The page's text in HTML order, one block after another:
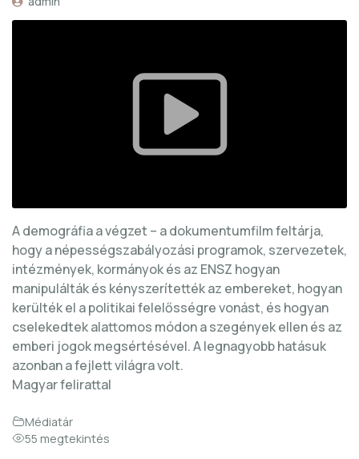
A demográfia a végzet – a dokumentumfilm feltárja,
hogy a népességszabályozási programok, szervezetek,
intézmények, kormányok és az ENSZ hogyan
manipulálták és kényszerítették az embereket, hogyan
kerülték el a politikai felelősségre vonást, és hogyan
cselekedtek alattomos módon a szegények ellen és az
emberi jogok megsértésével. A legnagyobb hatásuk
azonban a fejlett világra volt.
Magyar felirattal
Médiatár
55 megtekintés